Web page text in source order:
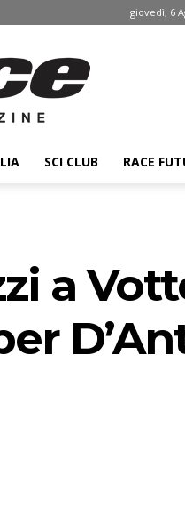
giovedì, 6
SCI CLUB RACE
a